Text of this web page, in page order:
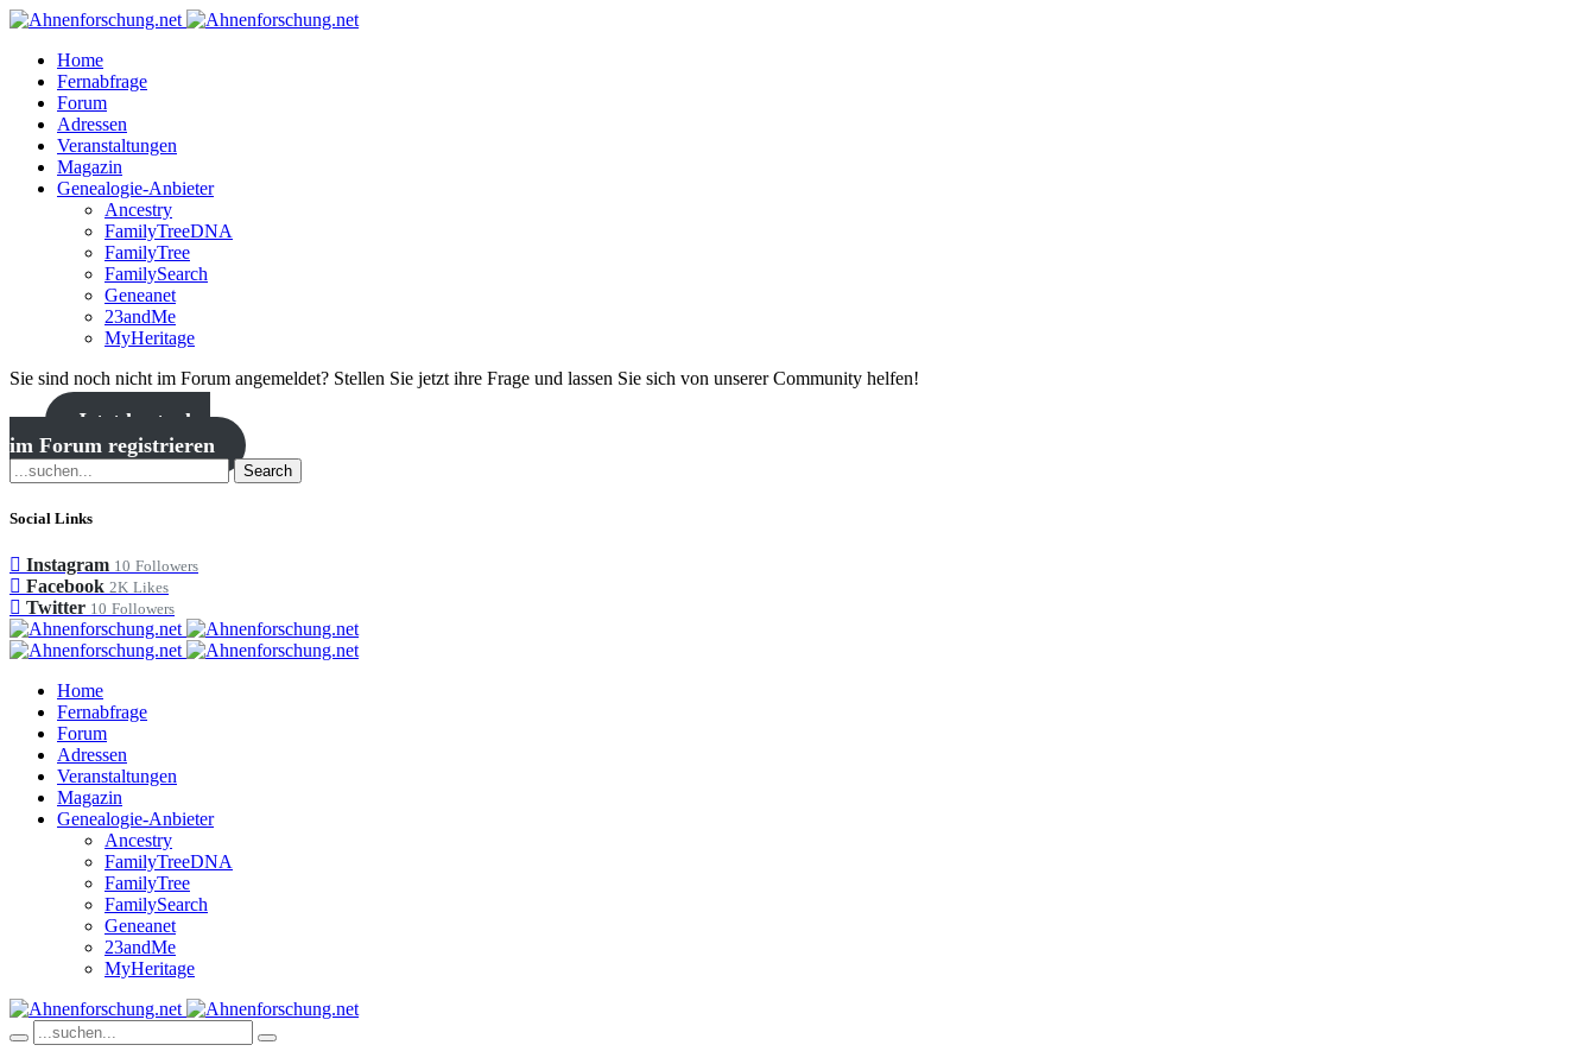
Home
Fernabfrage
Forum
Adressen
Veranstaltungen
Magazin
Genealogie-Anbieter
Ancestry
FamilyTreeDNA
FamilyTree
FamilySearch
Geneanet
23andMe
MyHeritage
Sie sind noch nicht im Forum angemeldet? Stellen Sie jetzt ihre Frage und lassen Sie sich von unserer Community helfen!
Jetzt kostenlos
im Forum registrieren
Search
Social Links
Instagram 10 Followers
Facebook 2K Likes
Twitter 10 Followers
Home
Fernabfrage
Forum
Adressen
Veranstaltungen
Magazin
Genealogie-Anbieter
Ancestry
FamilyTreeDNA
FamilyTree
FamilySearch
Geneanet
23andMe
MyHeritage